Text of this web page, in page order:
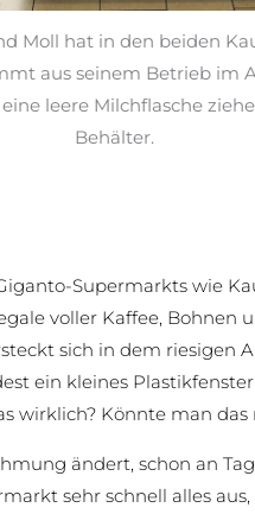
Moll hat in den beiden
aus seinem Betrieb im
leere Milchflasche
Behälter.
Supermarkts wie
voller Kaffee, Bohnen
sich in dem riesigen
ein kleines
wirklich? Könnte man
ändert, schon an
sehr schnell alles